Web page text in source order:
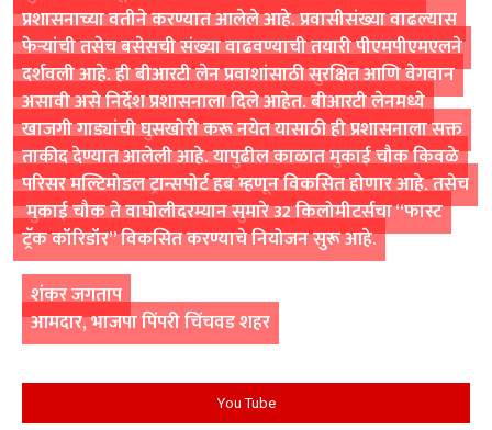
प्रशासनाच्या वतीने करण्यात आलेले आहे. प्रवासीसंख्या वाढल्यास
फेऱ्यांची तसेच बसेसची संख्या वाढवण्याची तयारी पीएमपीएमएलने
दर्शवली आहे. ही बीआरटी लेन प्रवाशांसाठी सुरक्षित आणि वेगवान
असावी असे निर्देश प्रशासनाला दिले आहेत. बीआरटी लेनमध्ये
खाजगी गाड्यांची घुसखोरी करू नयेत यासाठी ही प्रशासनाला सक्त
ताकीद देण्यात आलेली आहे. यापुढील काळात मुकाई चौक किवळे
परिसर मल्टिमोडल ट्रान्सपोर्ट हब म्हणून विकसित होणार आहे. तसेच
मुकाई चौक ते वाघोलीदरम्यान सुमारे 32 किलोमीटर्सचा “फास्ट
ट्रॅक कॉरिडॉर” विकसित करण्याचे नियोजन सुरू आहे.
शंकर जगताप
आमदार, भाजपा पिंपरी चिंचवड शहर
You Tube